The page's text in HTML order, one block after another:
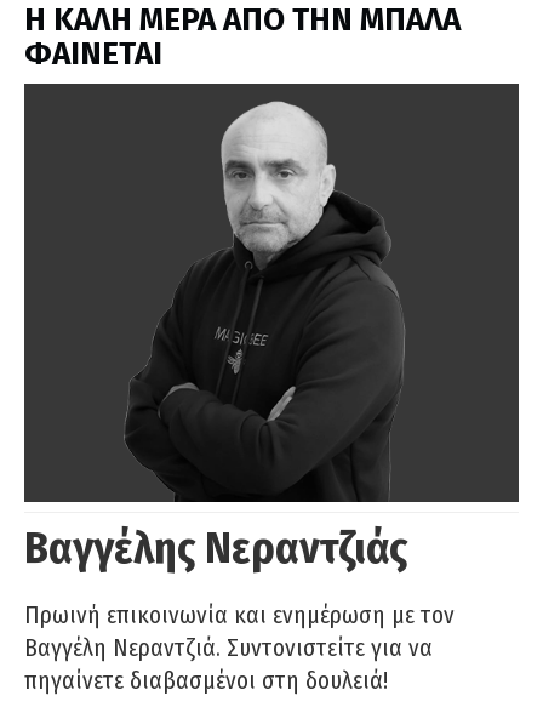
H ΚΑΛΗ ΜΕΡΑ ΑΠΟ ΤΗΝ ΜΠΑΛΑ
ΦΑΙΝΕΤΑΙ
Βαγγέλης Νεραντζιάς
Πρωινή επικοινωνία και ενημέρωση με τον
Βαγγέλη Νεραντζιά. Συντονιστείτε για να
πηγαίνετε διαβασμένοι στη δουλειά!